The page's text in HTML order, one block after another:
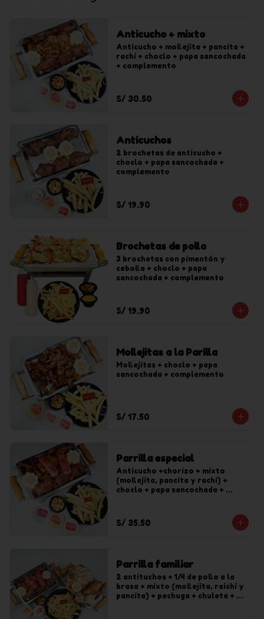
Anticucho + mixto
Anticucho + mollejita + pancita +
rachi + choclo + papa sancochada
+ complemento
S/ 30.50
Anticuchos
2 brochetas de anticucho +
choclo + papa sancochada +
complemento
S/ 19.90
Brochetas de pollo
3 brochetas con pimentón y
cebolla + choclo + papa
sancochada + complemento
S/ 19.90
Mollejitas a la Parilla
Mollejitas + choclo + papa
sancochada + complemento
S/ 17.50
Parrilla especial
Anticucho +chorizo + mixto
(mollejita, pancita y rachi) +
choclo + papa sancochada +
S/ 35.50
Parrilla familiar
2 antituchos + 1/4 de pollo a la
brasa + mixto (mollejita, raichi y
pancita) + pechuga + chuleta +